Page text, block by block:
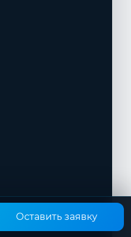
Оставить заявку